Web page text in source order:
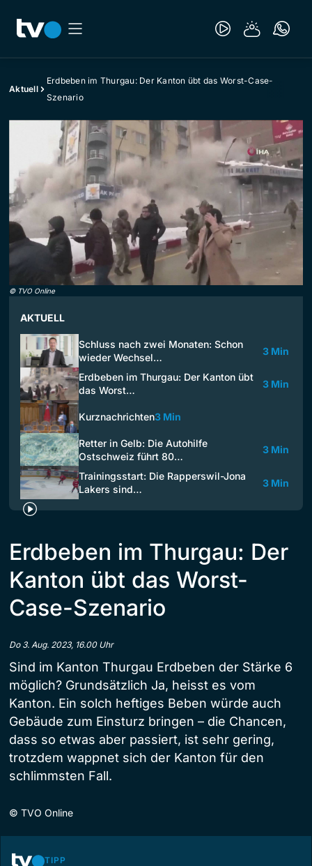
Aktuell
Erdbeben im Thurgau: Der Kanton übt das Worst-Case-
Szenario
© TVO Online
AKTUELL
Schluss nach zwei Monaten: Schon
wieder Wechsel…
3 Min
Erdbeben im Thurgau: Der Kanton übt
das Worst…
3 Min
Kurznachrichten3 Min
Retter in Gelb: Die Autohilfe
Ostschweiz führt 80…
3 Min
Trainingsstart: Die Rapperswil-Jona
Lakers sind…
3 Min
Erdbeben im Thurgau: Der
Kanton übt das Worst-
Case-Szenario
Do 3. Aug. 2023, 16.00 Uhr
Sind im Kanton Thurgau Erdbeben der Stärke 6
möglich? Grundsätzlich Ja, heisst es vom
Kanton. Ein solch heftiges Beben würde auch
Gebäude zum Einsturz bringen – die Chancen,
dass so etwas aber passiert, ist sehr gering,
trotzdem wappnet sich der Kanton für den
schlimmsten Fall.
© TVO Online
TIPP